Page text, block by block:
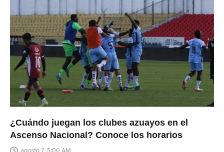
¿Cuándo juegan los clubes azuayos en el
Ascenso Nacional? Conoce los horarios